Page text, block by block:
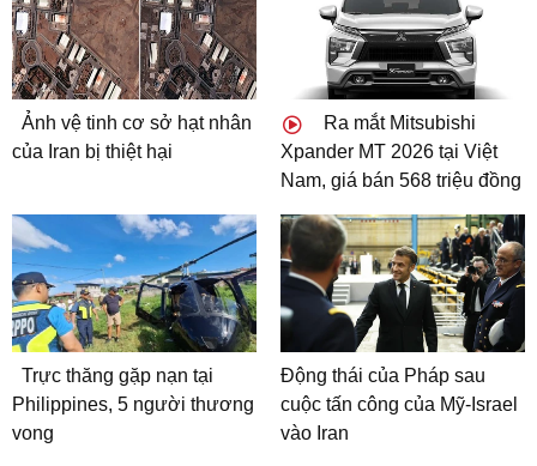
Ảnh vệ tinh cơ sở hạt nhân
của Iran bị thiệt hại
Ra mắt Mitsubishi
Xpander MT 2026 tại Việt
Nam, giá bán 568 triệu đồng
Trực thăng gặp nạn tại
Philippines, 5 người thương
vong
Động thái của Pháp sau
cuộc tấn công của Mỹ-Israel
vào Iran